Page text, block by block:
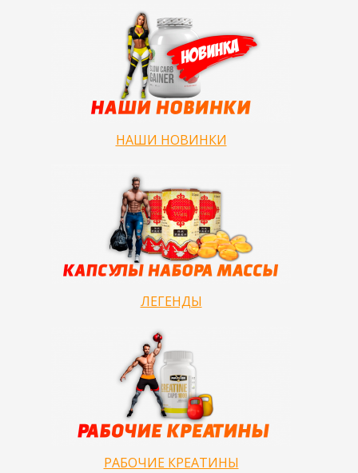
НАШИ НОВИНКИ
ЛЕГЕНДЫ
РАБОЧИЕ КРЕАТИНЫ